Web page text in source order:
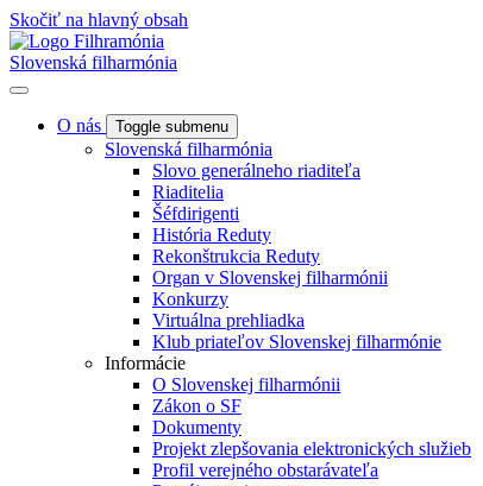
Skočiť na hlavný obsah
Slovenská filharmónia
O nás Toggle submenu
Slovenská filharmónia
Slovo generálneho riaditeľa
Riaditelia
Šéfdirigenti
História Reduty
Rekonštrukcia Reduty
Organ v Slovenskej filharmónii
Konkurzy
Virtuálna prehliadka
Klub priateľov Slovenskej filharmónie
Informácie
O Slovenskej filharmónii
Zákon o SF
Dokumenty
Projekt zlepšovania elektronických služieb
Profil verejného obstarávateľa